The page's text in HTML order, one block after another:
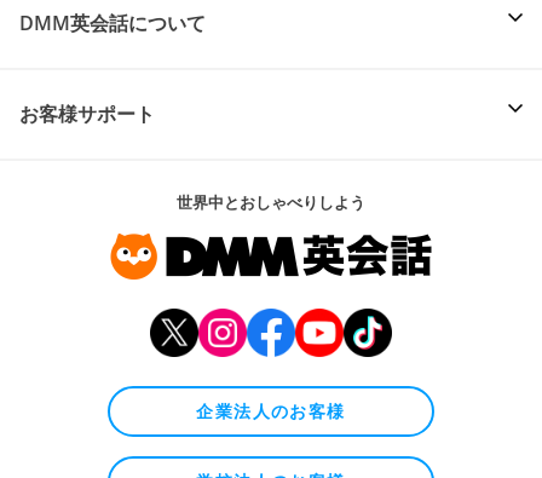
DMM英会話について
お客様サポート
世界中とおしゃべりしよう
企業法人のお客様